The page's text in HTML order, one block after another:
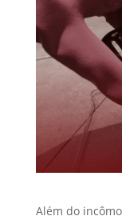
Além do